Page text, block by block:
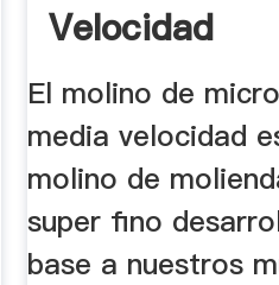
Velocidad
Trituradora
El molino de
media velocidad
molino de
super fino
base a nuestros